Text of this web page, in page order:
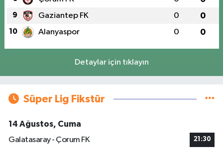
9 Gaziantep FK 0 0
10 Alanyaspor 0 0
Detaylar için tıklayın
Süper Lig Fikstür
14 Ağustos, Cuma
Galatasaray - Çorum FK
21:30